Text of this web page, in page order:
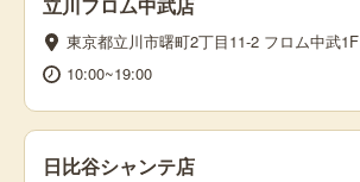
東京都立川市曙町2丁目11-2 フロム中武1F
10:00~19:00
日比谷シャンテ店